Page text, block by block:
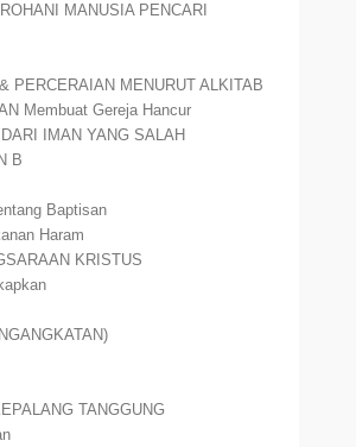
MANUSIA PENCARI
PERCERAIAN MENURUT ALKITAB
Membuat Gereja Hancur
IMAN YANG SALAH
B
Baptisan
Haram
KRISTUS
TANGGUNG